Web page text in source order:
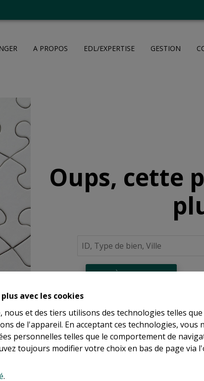
avec les cookies
et des tiers utilisons des technologies telles que
de l'appareil. En acceptant ces technologies, vous
personnelles telles que le comportement de
toujours modifier votre choix en bas de page via
.
A PROPOS EDL/EXPERTISE GESTION
Oups, cette
À Vendre